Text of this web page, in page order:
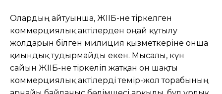
Олардың айтуынша, ЖІІБ-не тіркелген
коммерциялық актілерден оңай құтылу
жолдарын білген милиция қызметкеріне онша
қиындық тудырмайды екен. Мысалы, күн
сайын ЖІІБ-не тіркеліп жатқан он шақты
коммерциялық актілерді темір-жол торабының